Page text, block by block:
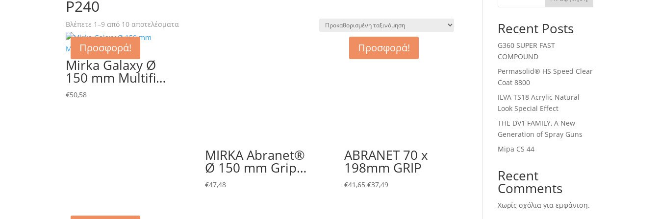
P240
Βλέπετε 1–9 από 10 αποτελέσματα
Προσφορά!
Mirka Galaxy Ø
150 mm Multifi…
€50,58
MIRKA Abranet®
Ø 150 mm Grip…
€47,48
Προσφορά!
ABRANET 70 x
198mm GRIP
€41,65 €37,49
Recent Posts
G360 SUPER FAST
COMPOUND
Permasolid® HS Speed Clear
Coat 8800
ILVA TS18 Acrylic Natural
Look Special Effect
THE DV1 FAMILY, A New
Generation of Spray Guns
Mipa CS 44
Recent
Comments
Χωρίς σχόλια για εμφάνιση.